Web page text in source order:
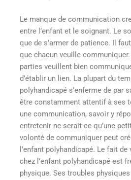
Le manque de communication
entre l’enfant et le soignant. Le
que de s’armer de patience. Il
que chacun veuille
parties veuillent bien
d’établir un lien. La plupart du
polyhandicapé s’enferme de par
être constamment attentif à ses
une communication, savoir y
entretenir ne serait-ce qu’une
volonté de communiquer peut
l’enfant polyhandicapé. Le fait
chez l’enfant polyhandicapé est
physique. Ses troubles